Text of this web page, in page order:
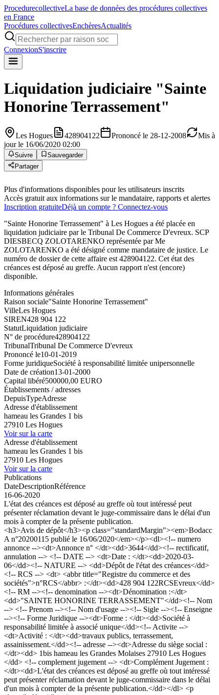
ProcedurecollectiveLa base de données des procédures collectives
en France
Procédures collectivesEnchèresActualités
ConnexionS'inscrire
Liquidation judiciaire "Sainte
Honorine Terrassement"
Les Hogues 428904122 Prononcé le 28-12-2008
Mis à
jour le 16/06/2020 02:00
Suivre
Sauvegarder
Partager
Plus d'informations disponibles pour les utilisateurs inscrits
Accès gratuit aux informations sur le mandataire, rapports et alertes
Inscription gratuiteDéjà un compte ? Connectez-vous
"Sainte Honorine Terrassement" à Les Hogues a été placée en
liquidation judiciaire par le Tribunal De Commerce D'evreux. SCP
DIESBECQ ZOLOTARENKO représentée par Me
ZOLOTARENKO a été désigné comme mandataire de justice. Le
numéro de dossier de cette affaire est 428904122. Cet état des
créances est déposé au greffe. Aucun rapport n'est (encore)
disponible.
Informations générales
Raison sociale"Sainte Honorine Terrassement"
VilleLes Hogues
SIREN428 904 122
StatutLiquidation judiciaire
N° de procédure428904122
TribunalTribunal De Commerce D'evreux
Prononcé le10-01-2019
Forme juridiqueSociété à responsabilité limitée unipersonnelle
Date de création13-01-2000
Capital libéré500000,00 EURO
Établissements / adresses
DepuisTypeAdresse
Adresse d'établissement
hameau les Grandes 1 bis
27910 Les Hogues
Voir sur la carte
Adresse d'établissement
hameau les Grandes 1 bis
27910 Les Hogues
Voir sur la carte
Publications
DateDescriptionRéférence
16-06-2020
L'état des créances est déposé au greffe où tout intéressé peut
présenter réclamation devant le juge-commissaire dans le délai d'un
mois à compter de la présente publication.
<h3>Avis de dépôt</h3><p class="standardMargin"><em>Bodacc
A n°20200115 publié le 16/06/2020</em></p><dl><!-- numero
annonce --><dt>Annonce n° </dt><dd>3644</dd><!-- rectificatif,
annulation --> <!-- DATE --> <dt>Date : </dt><dd>2020-03-
06</dd><!-- NATURE --> <dd>Dépôt de l'état des créances</dd>
<!-- RCS --> <dt> <abbr title="Registre du commerce et des
sociétés">n°RCS</abbr> :</dt><dd>428 904 122RCSEvreux</dd>
<!-- RM --><!-- denomination --><dt>Dénomination :</dt>
<dd>"SAINTE HONORINE TERRASSEMENT"</dd><!-- Nom
--> <!-- Prenom --><!-- Nom d'usage --><!-- Sigle --><!-- Enseigne
--><!-- Forme Juridique --><dt>Forme : </dt><dd>Société à
responsabilité limitée à associé unique</dd><!-- Activite -->
<dt>Activité : </dt><dd>travaux publics, terrassement,
assainissement.</dd><!-- adresse --><dt>Adresse du siège social :
</dt><dd> 1bis hameau les Grandes Molaises 27910 Les Hogues
</dd> <!-- complement jugement --> <dt>Complément Jugement :
</dt><dd>L'état des créances est déposé au greffe où tout intéressé
peut présenter réclamation devant le juge-commissaire dans le délai
d'un mois à compter de la présente publication.</dd></dl> <p